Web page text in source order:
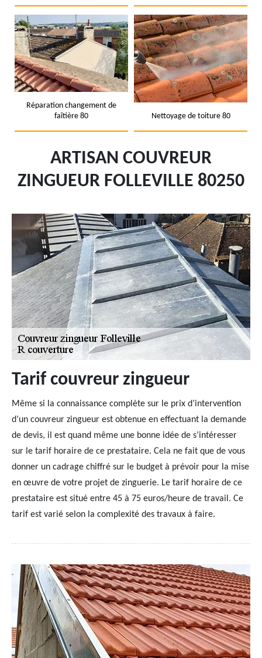
Réparation changement de
faîtière 80
Nettoyage de toiture 80
ARTISAN COUVREUR
ZINGUEUR FOLLEVILLE 80250
Tarif couvreur zingueur
Même si la connaissance complète sur le prix d’intervention
d’un couvreur zingueur est obtenue en effectuant la demande
de devis, il est quand même une bonne idée de s’intéresser
sur le tarif horaire de ce prestataire. Cela ne fait que de vous
donner un cadrage chiffré sur le budget à prévoir pour la mise
en œuvre de votre projet de zinguerie. Le tarif horaire de ce
prestataire est situé entre 45 à 75 euros/heure de travail. Ce
tarif est varié selon la complexité des travaux à faire.